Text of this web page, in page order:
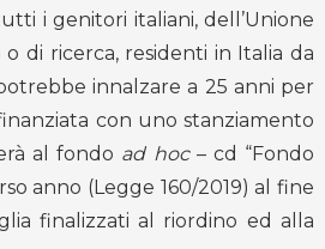
i genitori italiani, dell’Unione
di ricerca, residenti in Italia da
innalzare a 25 anni per
con uno stanziamento
al fondo ad hoc– cd “Fondo
anno (Legge 160/2019) al fine
finalizzati al riordino ed alla